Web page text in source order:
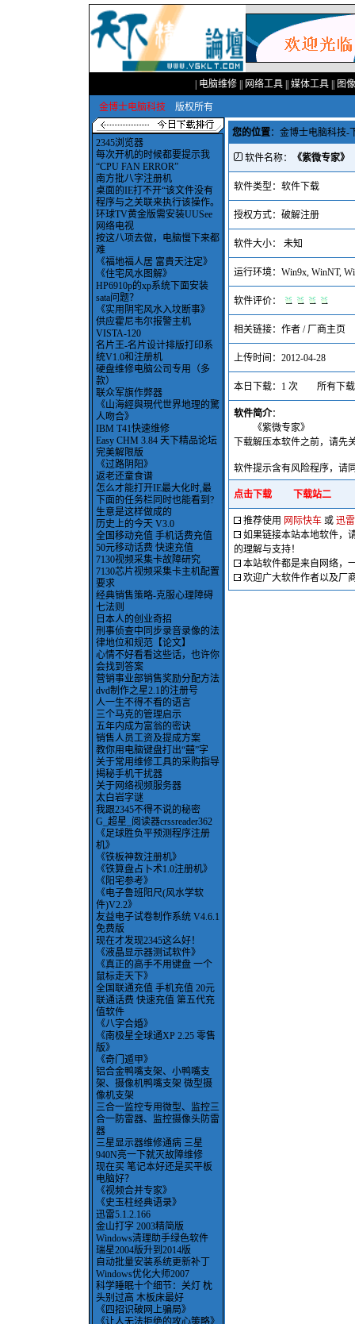
电脑维修 网络工具 媒体工具 图
金博士电脑科技 版权所有
2345浏览器
每次开机的时候都要提示我
“CPU FAN ERROR”
南方批八字注册机
桌面的IE打不开“该文件没有
程序与之关联来执行该操作。
环球TV黄金版需安装UUSee
网络电视
按这八项去做，电脑慢下来都
难
《福地福人居 富貴天注定》
《住宅风水图解》
HP6910p的xp系统下面安装
sata问题？
《实用阴宅风水入坟断事》
供应霍尼韦尔报警主机
VISTA-120
名片王-名片设计排版打印系
统V1.0和注册机
硬盘维修电脑公司专用（多
款）
联众军旗作弊器
《山海經與現代世界地理的驚
人吻合》
IBM T41快速维修
Easy CHM 3.84 天下精品论坛
完美解限版
《过路阴阳》
返老还童食谱
怎么才能打开IE最大化时,最
下面的任务栏同时也能看到?
生意是这样做成的
历史上的今天 V3.0
全国移动充值 手机话费充值
50元移动话费 快速充值
7130视频采集卡故障研究
7130芯片视频采集卡主机配置
要求
经典销售策略-克服心理障碍
七法则
日本人的创业奇招
刑事侦查中同步录音录像的法
律地位和规范【论文】
心情不好看看这些话，也许你
会找到答案
营销事业部销售奖励分配方法
dvd制作之星2.1的注册号
人一生不得不看的语言
三个马克的管理启示
五年内成为富翁的密诀
销售人员工资及提成方案
教你用电脑键盘打出“囍”字
关于常用维修工具的采购指导
揭秘手机干扰器
关于网络视频服务器
太白岩字谜
我跟2345不得不说的秘密
G_超星_阅读器crssreader362
《足球胜负平预测程序注册
机》
《铁板神数注册机》
《铁算盘占卜术1.0注册机》
《阳宅参考》
《电子鲁班阳尺(风水学软
件)V2.2》
友益电子试卷制作系统 V4.6.1
免费版
现在才发现2345这么好！
《液晶显示器测试软件》
《真正的高手不用键盘 一个
鼠标走天下》
全国联通充值 手机充值 20元
联通话费 快速充值 第五代充
值软件
《八字合婚》
《南极星全球通XP 2.25 零售
版》
《奇门遁甲》
铝合金鸭嘴支架、小鸭嘴支
架、摄像机鸭嘴支架 微型摄
像机支架
三合一监控专用微型、监控三
合一防雷器、监控摄像头防雷
器
三星显示器维修通病 三星
940N亮一下就灭故障维修
现在买 笔记本好还是买平板
电脑好？
《视频合并专家》
《史玉柱经典语录》
迅雷5.1.2.166
金山打字 2003精简版
Windows清理助手绿色软件
瑞星2004版升到2014版
自动批量安装系统更新补丁
Windows优化大师2007
科学睡眠十个细节：关灯 枕
头别过高 木板床最好
《四招识破网上骗局》
《让人无法拒绝的攻心策略》
您的位置： 金博士电脑科技-
软件名称： 《紫微专家》
软件类型：软件下载
授权方式：破解注册
软件大小： 未知
运行环境：Win9x, WinNT,
软件评价：
相关链接： 作者 / 厂商主页
上传时间：2012-04-28
本日下载：1 次 所有下载
软件简介：
《紫微专家》
下载解压本软件之前，请先
软件提示含有风险程序，请
点击下载 下载站二
推荐使用 网际快车 或 迅
如果链接本站本地软件，
的理解与支持！
本站软件都是来自网络，
欢迎广大软件作者以及厂